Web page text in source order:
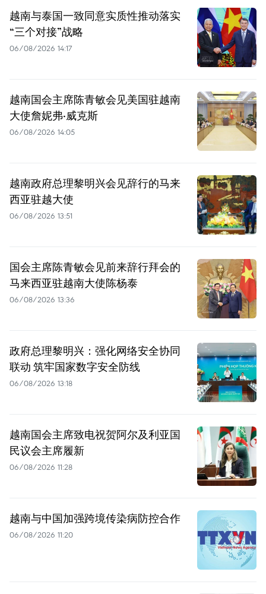
越南与泰国一致同意实质性推动落实
“三个对接”战略
06/08/2026 14:17
越南国会主席陈青敏会见美国驻越南
大使詹妮弗·威克斯
06/08/2026 14:05
越南政府总理黎明兴会见辞行的马来
西亚驻越大使
06/08/2026 13:51
国会主席陈青敏会见前来辞行拜会的
马来西亚驻越南大使陈杨泰
06/08/2026 13:36
政府总理黎明兴：强化网络安全协同
联动 筑牢国家数字安全防线
06/08/2026 13:18
越南国会主席致电祝贺阿尔及利亚国
民议会主席履新
06/08/2026 11:28
越南与中国加强跨境传染病防控合作
06/08/2026 11:20